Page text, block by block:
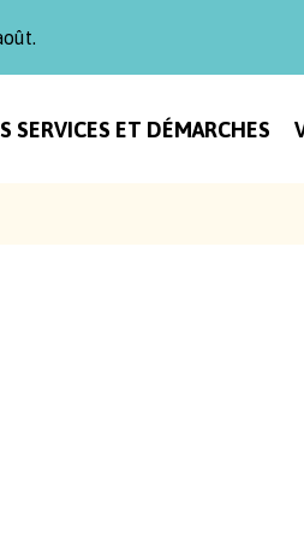
SERVICES ET DÉMARCHES